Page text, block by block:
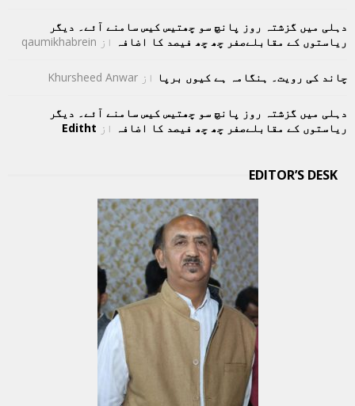
دہلی میں گزشتہ روز پانچ سو چھتیس کیس سامنے آئے۔ دیگر
ریاستوں کے مقابلےصفر چھ چھ فیصد کا اضافہ از qaumikhabrein
چاند کی رویت۔ ہنگامہ ہے کیوں برپا از Khursheed Anwar
دہلی میں گزشتہ روز پانچ سو چھتیس کیس سامنے آئے۔ دیگر
ریاستوں کے مقابلےصفر چھ چھ فیصد کا اضافہ از Editht
EDITOR’S DESK